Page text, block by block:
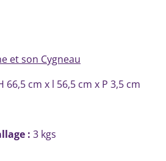
et son Cygneau
66,5 cm x l 56,5 cm x P 3,5 cm
: 3 kgs